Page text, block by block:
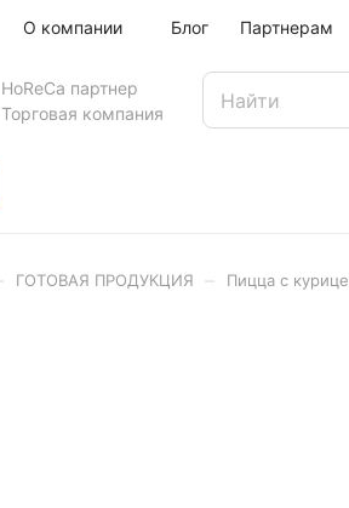
О компании Блог Партнерам
HoReCa партнер
Торговая компания
ГОТОВАЯ ПРОДУКЦИЯ Пицца с